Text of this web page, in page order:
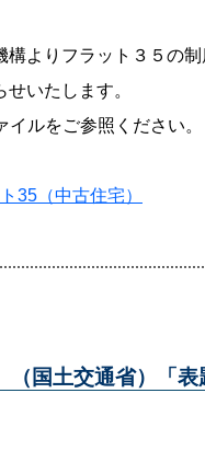
構よりフラット３５の
いたします。
ルをご参照ください。
35（中古住宅）
（国土交通省）「